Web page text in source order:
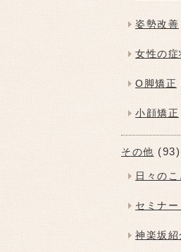
姿勢改善
女性の症
O脚矯正
小顔矯正
その他 (93)
日々のこ
セミナ
神楽坂紹